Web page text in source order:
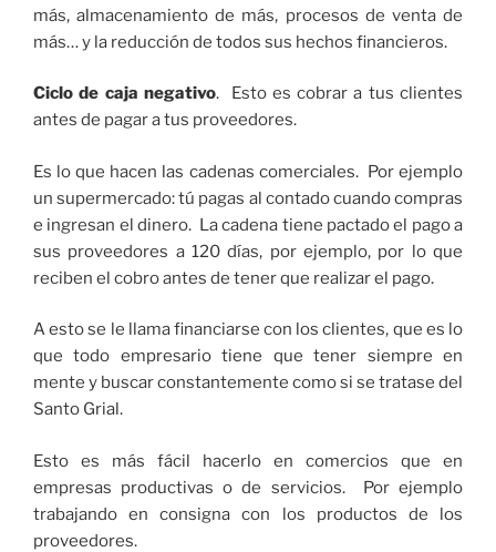
más, almacenamiento de más, procesos de venta de
más… y la reducción de todos sus hechos financieros.
Ciclo de caja negativo. Esto es cobrar a tus clientes
antes de pagar a tus proveedores.
Es lo que hacen las cadenas comerciales. Por ejemplo
un supermercado: tú pagas al contado cuando compras
e ingresan el dinero. La cadena tiene pactado el pago a
sus proveedores a 120 días, por ejemplo, por lo que
reciben el cobro antes de tener que realizar el pago.
A esto se le llama financiarse con los clientes, que es lo
que todo empresario tiene que tener siempre en
mente y buscar constantemente como si se tratase del
Santo Grial.
Esto es más fácil hacerlo en comercios que en
empresas productivas o de servicios. Por ejemplo
trabajando en consigna con los productos de los
proveedores.